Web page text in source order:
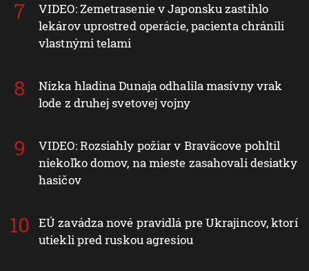
VIDEO: Zemetrasenie v Japonsku zastihlo
lekárov uprostred operácie, pacienta chránili
vlastnými telami
Nízka hladina Dunaja odhalila masívny vrak
lode z druhej svetovej vojny
VIDEO: Rozsiahly požiar v Braväcove pohltil
niekoľko domov, na mieste zasahovali desiatky
hasičov
EÚ zavádza nové pravidlá pre Ukrajincov, ktorí
utiekli pred ruskou agresiou